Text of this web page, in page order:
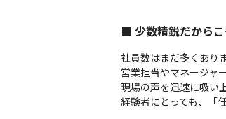
■ 少数精鋭だからこ
社員数はまだ多くあり
営業担当やマネージャ
現場の声を迅速に吸い
経験者にとっても、「